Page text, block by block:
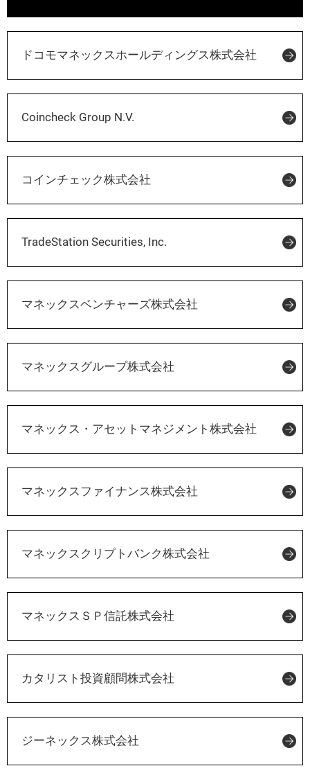
ドコモマネックスホールディングス株式会社
Coincheck Group N.V.
コインチェック株式会社
TradeStation Securities, Inc.
マネックスベンチャーズ株式会社
マネックスグループ株式会社
マネックス・アセットマネジメント株式会社
マネックスファイナンス株式会社
マネックスクリプトバンク株式会社
マネックスＳＰ信託株式会社
カタリスト投資顧問株式会社
ジーネックス株式会社